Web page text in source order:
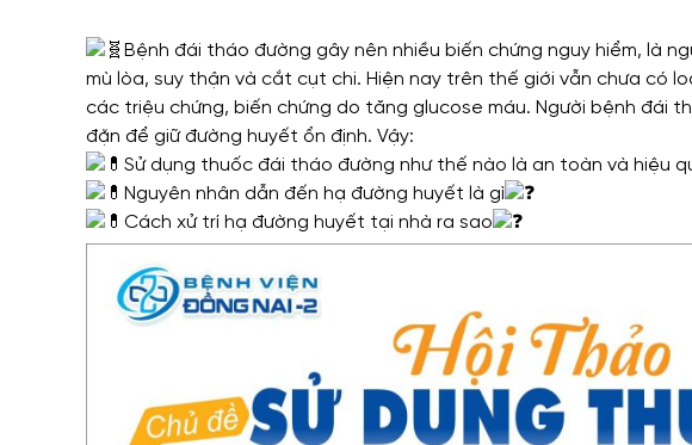
Bệnh đái tháo đường gây nên nhiều biến chứng nguy hiểm, là
mù lòa, suy thận và cắt cụt chi. Hiện nay trên thế giới vẫn chưa có
các triệu chứng, biến chứng do tăng glucose máu. Người bệnh đái
đặn để giữ đường huyết ổn định. Vậy:
Sử dụng thuốc đái tháo đường như thế nào là an toàn và hiệu
Nguyên nhân dẫn đến hạ đường huyết là gì
Cách xử trí hạ đường huyết tại nhà ra sao